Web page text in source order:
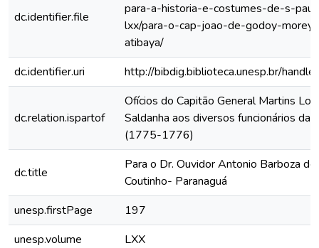
dc.identifier.file
para-a-historia-e-costumes-de-s-
lxx/para-o-cap-joao-de-godoy-
atibaya/
dc.identifier.uri
http://bibdig.biblioteca.unesp.br/
dc.relation.ispartof
Ofícios do Capitão General Martins
Saldanha aos diversos funcionários da
(1775-1776)
dc.title
Para o Dr. Ouvidor Antonio Barboza
Coutinho- Paranaguá
unesp.firstPage
197
unesp.volume
LXX